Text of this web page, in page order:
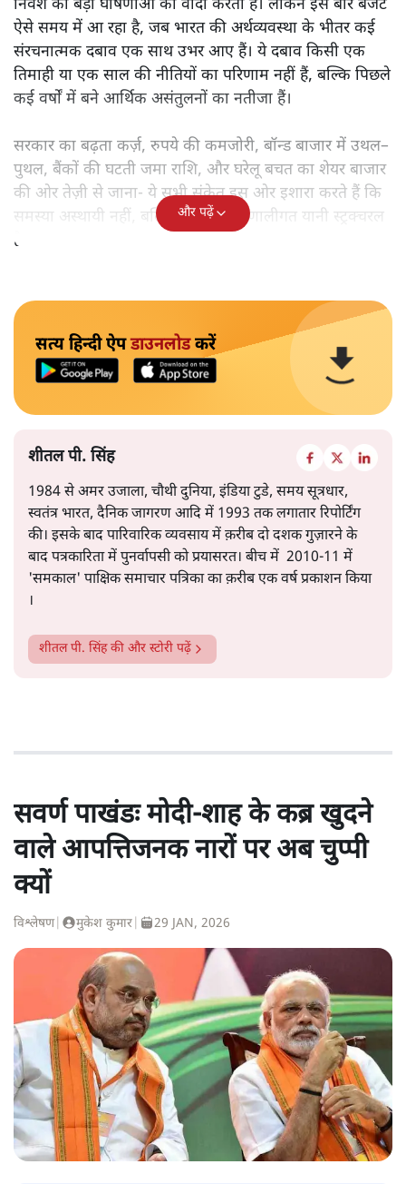
निवेश की बड़ी घोषणाओं का वादा करती है। लेकिन इस बार बजट
ऐसे समय में आ रहा है, जब भारत की अर्थव्यवस्था के भीतर कई
संरचनात्मक दबाव एक साथ उभर आए हैं। ये दबाव किसी एक
तिमाही या एक साल की नीतियों का परिणाम नहीं हैं, बल्कि पिछले
कई वर्षों में बने आर्थिक असंतुलनों का नतीजा हैं।
सरकार का बढ़ता कर्ज़, रुपये की कमजोरी, बॉन्ड बाजार में उथल–
पुथल, बैंकों की घटती जमा राशि, और घरेलू बचत का शेयर बाजार
की ओर तेज़ी से जाना- ये सभी संकेत इस ओर इशारा करते हैं कि
समस्या अस्थायी नहीं, बल्कि गहरी और प्रणालीगत यानी स्ट्रक्चरल
है।
और पढ़ें
सत्य हिन्दी ऐपडाउनलोडकरें
शीतल पी. सिंह
1984 से अमर उजाला, चौथी दुनिया, इंडिया टुडे, समय सूत्रधार,
स्वतंत्र भारत, दैनिक जागरण आदि में 1993 तक लगातार रिपोर्टिंग
की। इसके बाद पारिवारिक व्यवसाय में क़रीब दो दशक गुज़ारने के
बाद पत्रकारिता में पुनर्वापसी को प्रयासरत। बीच में 2010-11 में
'समकाल' पाक्षिक समाचार पत्रिका का क़रीब एक वर्ष प्रकाशन किया
।
शीतल पी. सिंहकी और स्टोरी पढ़ें
सवर्ण पाखंडः मोदी-शाह के कब्र खुदने
वाले आपत्तिजनक नारों पर अब चुप्पी
क्यों
विश्लेषण| मुकेश कुमार 29 JAN, 2026